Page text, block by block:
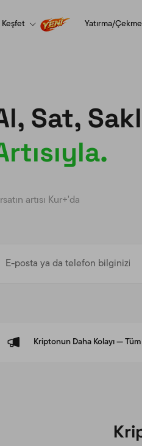
Keşfet Yatırma/Çekme
Sat,
artısı Kur+'da
Kriptonun Daha Kolayı —